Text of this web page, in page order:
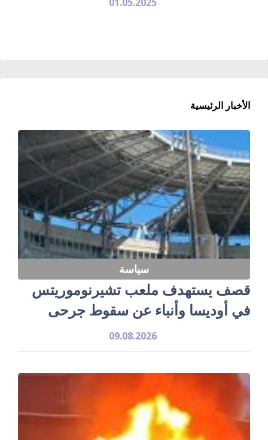
الأخبار الرئيسية
سياسة
قصف يستهدف ملعب تشيرنوموريتس
في أوديسا وأنباء عن سقوط جرحى
09.08.2026